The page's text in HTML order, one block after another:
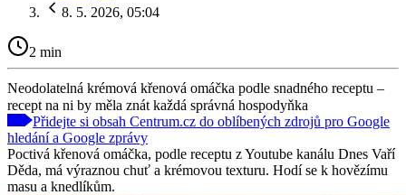
8. 5. 2026, 05:04
2 min
Neodolatelná krémová křenová omáčka podle snadného receptu –
recept na ni by měla znát každá správná hospodyňka
Přidejte si obsah Centrum.cz do oblíbených zdrojů pro Google
hledání a Google zprávy
Poctivá křenová omáčka, podle receptu z Youtube kanálu Dnes Vaří
Děda, má výraznou chuť a krémovou texturu. Hodí se k hovězímu
masu a knedlíkům.